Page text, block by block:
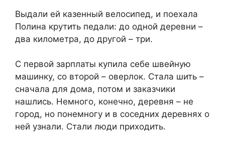
Выдали ей казенный велосипед, и поехала
Полина крутить педали: до одной деревни –
два километра, до другой – три.
С первой зарплаты купила себе швейную
машинку, со второй – оверлок. Стала шить –
сначала для дома, потом и заказчики
нашлись. Немного, конечно, деревня – не
город, но понемногу и в соседних деревнях о
ней узнали. Стали люди приходить.